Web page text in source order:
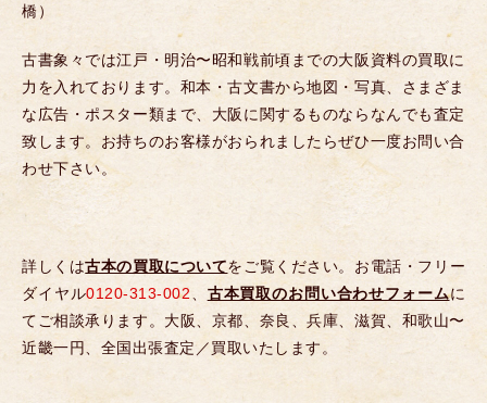
橋）
古書象々では江戸・明治〜昭和戦前頃までの大阪資料の買取に
力を入れております。和本・古文書から地図・写真、さまざま
な広告・ポスター類まで、大阪に関するものならなんでも査定
致します。お持ちのお客様がおられましたらぜひ一度お問い合
わせ下さい。
詳しくは古本の買取についてをご覧ください。お電話・フリー
ダイヤル0120-313-002、 古本買取のお問い合わせフォームに
てご相談承ります。大阪、京都、奈良、兵庫、滋賀、和歌山〜
近畿一円、全国出張査定／買取いたします。